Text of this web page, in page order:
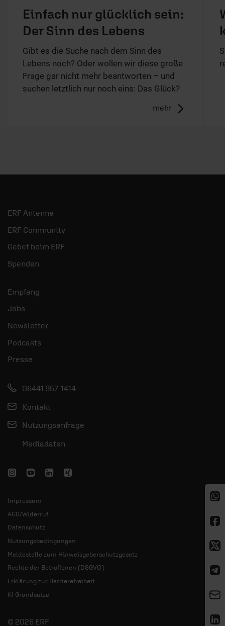
Einfach nur glücklich sein:
Der Sinn des Lebens
Gibt es die Suche nach dem Sinn des
Lebens noch? Oder wollen wir diese große
Frage gar nicht mehr beantworten – und
suchen letztlich nur noch eins: Das Glück?
mehr
ERF Antenne
ERF Community
Gebet beim ERF
Spenden
Empfang
Jobs
Newsletter
Podcasts
Presse
06441 957-1414
Kontakt
Nutzungsanfrage
Mediadaten
Impressum
AGB/Widerruf
Datenschutz
Nutzungsbedingungen
Meldestelle zum Hinweisgeberschutzgesetz
Rechte der Betroffenen (DSGVO)
Erklärung zur Barrierefreiheit
KI Grundsätze
© 2026 ERF